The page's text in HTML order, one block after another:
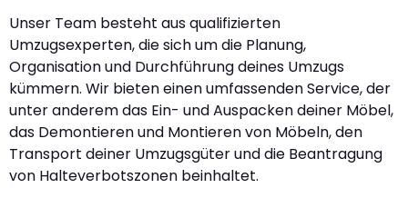
Unser Team besteht aus qualifizierten
Umzugsexperten, die sich um die Planung,
Organisation und Durchführung deines Umzugs
kümmern. Wir bieten einen umfassenden Service, der
unter anderem das Ein- und Auspacken deiner Möbel,
das Demontieren und Montieren von Möbeln, den
Transport deiner Umzugsgüter und die Beantragung
von Halteverbotszonen beinhaltet.